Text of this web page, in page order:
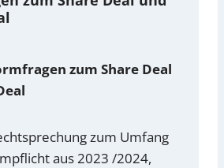
zum Share Deal
zum Umfang
aus 2023 /2024,